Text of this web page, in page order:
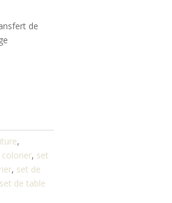
de
,
, set
, set de
de table